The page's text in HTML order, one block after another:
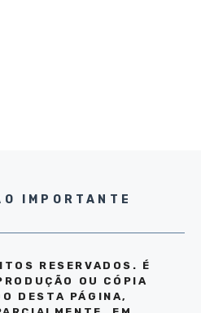
IMPORTANTE
RESERVADOS. É
OU CÓPIA
DESTA PÁGINA,